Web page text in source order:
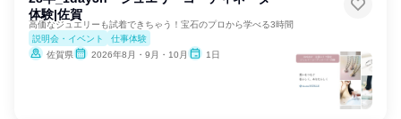
体験|佐賀
高価なジュエリーも試着できちゃう！宝石のプロから学べる3時間
説明会・イベント
仕事体験
佐賀県
2026年8月・9月・10月 1日